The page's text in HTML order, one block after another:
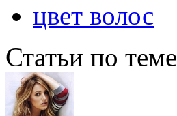
цвет волос
Статьи по теме